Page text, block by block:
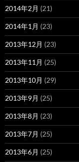
2014年2月 (21)
2014年1月 (23)
2013年12月 (23)
2013年11月 (25)
2013年10月 (29)
2013年9月 (25)
2013年8月 (23)
2013年7月 (25)
2013年6月 (25)